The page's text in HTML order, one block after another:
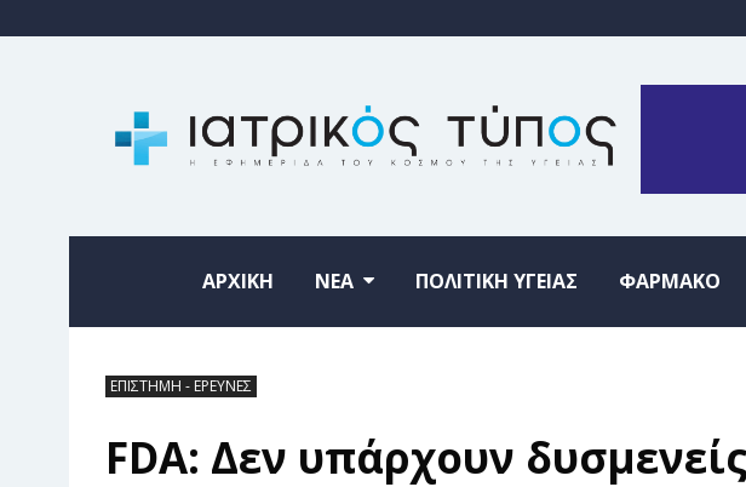
ΑΡΧΙΚΗ ΝΕΑ ΠΟΛΙΤΙΚΗ ΥΓΕΙΑΣ ΦΑΡΜΑΚΟ
ΕΠΙΣΤΗΜΗ - ΕΡΕΥΝΕΣ
FDA: Δεν υπάρχουν